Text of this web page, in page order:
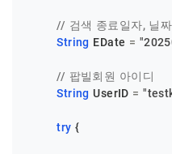
// 검색 종료일자, 닐
String EDate =
// 팝빌회원 아이디
String UserID =
try {